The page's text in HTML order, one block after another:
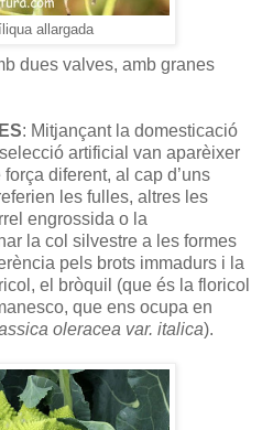
allargada
dues valves, amb granes
: Mitjançant la domesticació
artificial van aparèixer
diferent, al cap d’uns
les fulles, altres les
engrossida o la
la col silvestre a les formes
pels brots immadurs i la
el bròquil (que és la floricol
que ens ocupa en
oleracea var. italica).